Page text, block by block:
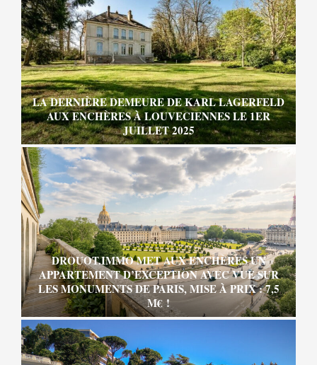
LA DERNIÈRE DEMEURE DE KARL LAGERFELD
AUX ENCHÈRES À LOUVECIENNES LE 1ER
JUILLET 2025
DROUOT.IMMO MET AUX ENCHÈRES UN
APPARTEMENT D’EXCEPTION AVEC VUE SUR
LES MONUMENTS DE PARIS, MISE À PRIX : 7,5
M€ !